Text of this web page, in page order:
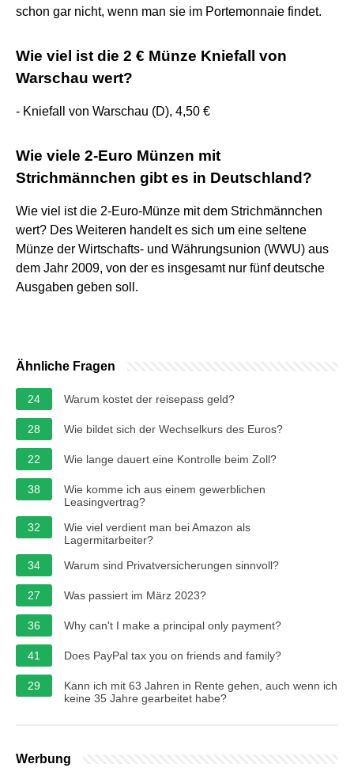
schon gar nicht, wenn man sie im Portemonnaie findet.
Wie viel ist die 2 € Münze Kniefall von
Warschau wert?
- Kniefall von Warschau (D), 4,50 €
Wie viele 2-Euro Münzen mit
Strichmännchen gibt es in Deutschland?
Wie viel ist die 2-Euro-Münze mit dem Strichmännchen
wert? Des Weiteren handelt es sich um eine seltene
Münze der Wirtschafts- und Währungsunion (WWU) aus
dem Jahr 2009, von der es insgesamt nur fünf deutsche
Ausgaben geben soll.
Ähnliche Fragen
24 Warum kostet der reisepass geld?
28 Wie bildet sich der Wechselkurs des Euros?
22 Wie lange dauert eine Kontrolle beim Zoll?
38
Wie komme ich aus einem gewerblichen
Leasingvertrag?
32
Wie viel verdient man bei Amazon als
Lagermitarbeiter?
34
Warum sind Privatversicherungen sinnvoll?
27 Was passiert im März 2023?
36 Why can't I make a principal only payment?
41 Does PayPal tax you on friends and family?
29
Kann ich mit 63 Jahren in Rente gehen, auch wenn ich
keine 35 Jahre gearbeitet habe?
Werbung